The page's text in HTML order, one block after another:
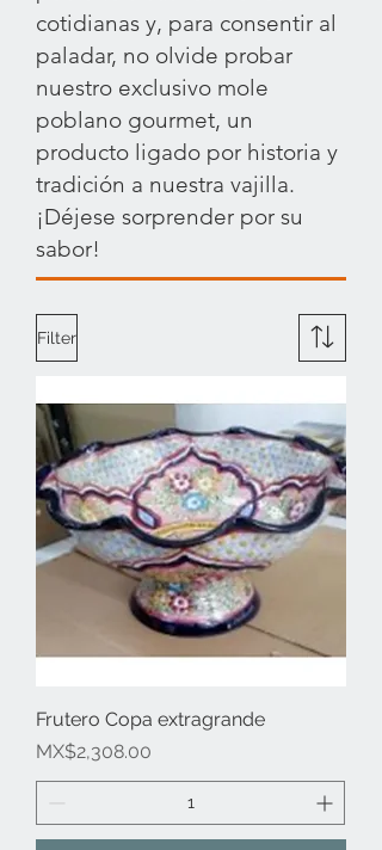
cotidianas y, para consentir al
paladar, no olvide probar
nuestro exclusivo mole
poblano gourmet, un
producto ligado por historia y
tradición a nuestra vajilla.
¡Déjese sorprender por su
sabor!
Filter
Frutero Copa extragrande
Price
MX$2,308.00